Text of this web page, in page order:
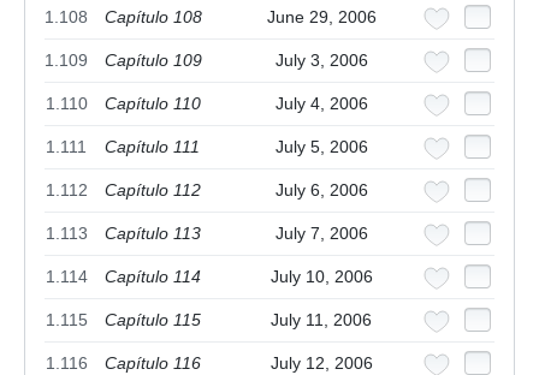
1.108 Capítulo 108 June 29, 2006
1.109 Capítulo 109 July 3, 2006
1.110 Capítulo 110 July 4, 2006
1.111 Capítulo 111 July 5, 2006
1.112 Capítulo 112 July 6, 2006
1.113 Capítulo 113 July 7, 2006
1.114 Capítulo 114 July 10, 2006
1.115 Capítulo 115 July 11, 2006
1.116 Capítulo 116 July 12, 2006